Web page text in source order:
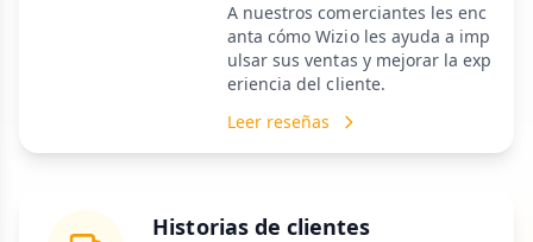
A nuestros comerciantes les enc
anta cómo Wizio les ayuda a imp
ulsar sus ventas y mejorar la exp
eriencia del cliente.
Leer reseñas
Historias de clientes